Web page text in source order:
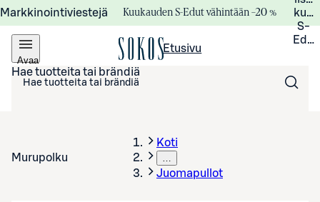
Markkinointiviestejä Kuukauden S-Edut vähintään –20 %
S-
Avaa
valikko
Etusivu
Hae tuotteita tai brändiä
Murupolku
Koti
…
Juomapullot